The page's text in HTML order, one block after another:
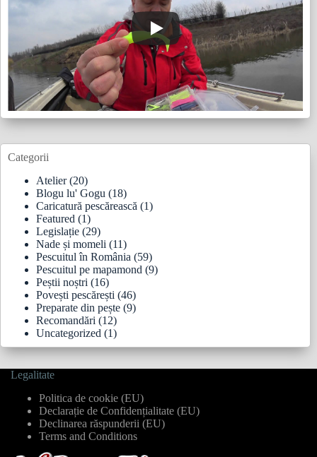
Categorii
Atelier(20)
Blogu lu' Gogu (18)
Caricatură pescărească (1)
Featured (1)
Legislație (29)
Nade și momeli (11)
Pescuitul în România (59)
Pescuitul pe mapamond (9)
Peștii noștri (16)
Povești pescărești (46)
Preparate din pește (9)
Recomandări (12)
Uncategorized (1)
Legalitate
Politica de cookie (EU)
Declarație de Confidențialitate (EU)
Declinarea răspunderii (EU)
Terms and Conditions